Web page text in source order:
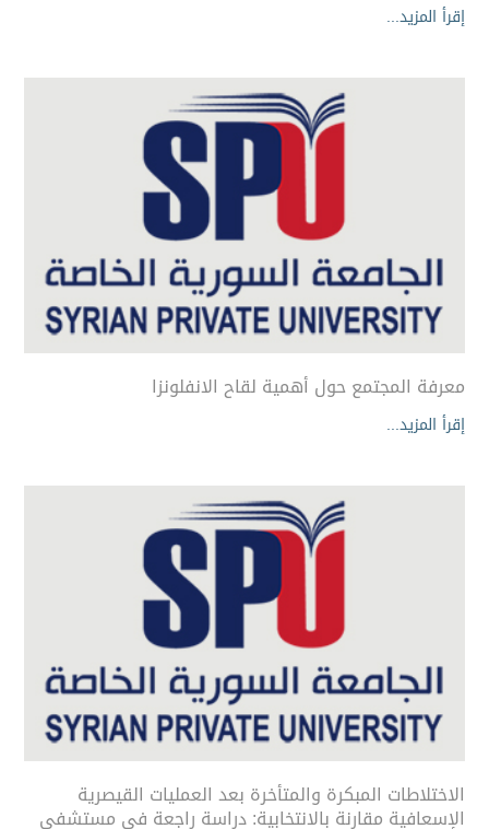
إقرأ المزيد...
معرفة المجتمع حول أهمية لقاح الانفلونزا
إقرأ المزيد...
الاختلاطات المبكرة والمتأخرة بعد العمليات القيصرية
الإسعافية مقارنة بالانتخابية: دراسة راجعة في مستشفى